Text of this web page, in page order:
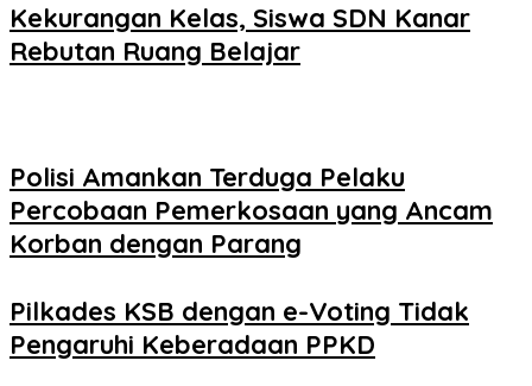
Kekurangan Kelas, Siswa SDN Kanar
Rebutan Ruang Belajar
Polisi Amankan Terduga Pelaku
Percobaan Pemerkosaan yang Ancam
Korban dengan Parang
Pilkades KSB dengan e-Voting Tidak
Pengaruhi Keberadaan PPKD